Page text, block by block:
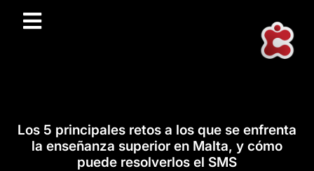
Los 5 principales retos a los que se enfrenta
la enseñanza superior en Malta, y cómo
puede resolverlos el SMS